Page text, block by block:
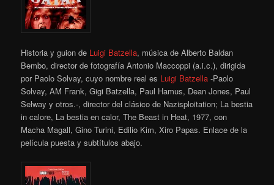
Historia y guion de Luigi Batzella, música de Alberto Baldan
Bembo, director de fotografía Antonio Maccoppi (a.i.c.), dirigida
por Paolo Solvay, cuyo nombre real es Luigi Batzella -Paolo
Solvay, AM Frank, Gigi Batzella, Paul Hamus, Dean Jones, Paul
Selway y otros.-, director del clásico de Nazisploitation; La bestia
in calore, La bestia en calor, The Beast in Heat, 1977, con
Macha Magall, Gino Turini, Edilio Kim, Xiro Papas. Enlace de la
película puesta y subtítulos abajo.